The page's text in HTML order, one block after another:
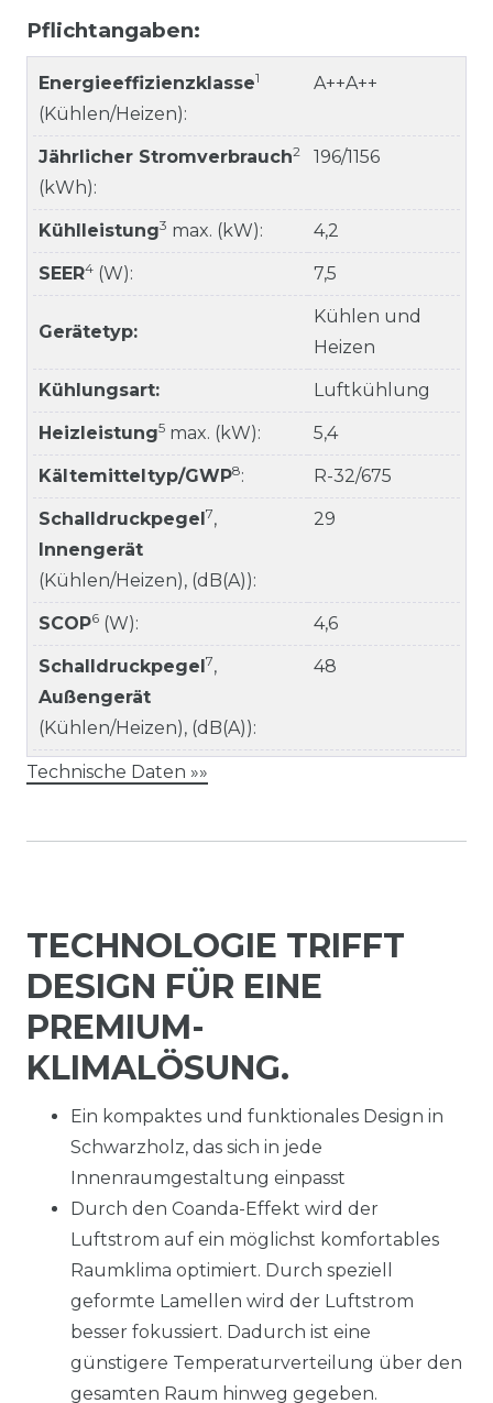
Pflichtangaben:
Energieeffizienzklasse1
(Kühlen/Heizen):
A++A++
Jährlicher Stromverbrauch2
(kWh):
196/1156
Kühlleistung3 max. (kW): 4,2
SEER4 (W): 7,5
Gerätetyp:
Kühlen und
Heizen
Kühlungsart: Luftkühlung
Heizleistung5 max. (kW): 5,4
Kältemitteltyp/GWP8: R-32/675
Schalldruckpegel 7,
Innengerät
(Kühlen/Heizen), (dB(A)):
29
SCOP6 (W): 4,6
Schalldruckpegel 7,
Außengerät
(Kühlen/Heizen), (dB(A)):
48
Technische Daten »»
TECHNOLOGIE TRIFFT
DESIGN FÜR EINE
PREMIUM-
KLIMALÖSUNG.
Ein kompaktes und funktionales Design in
Schwarzholz, das sich in jede
Innenraumgestaltung einpasst
Durch den Coanda-Effekt wird der
Luftstrom auf ein möglichst komfortables
Raumklima optimiert. Durch speziell
geformte Lamellen wird der Luftstrom
besser fokussiert. Dadurch ist eine
günstigere Temperaturverteilung über den
gesamten Raum hinweg gegeben.